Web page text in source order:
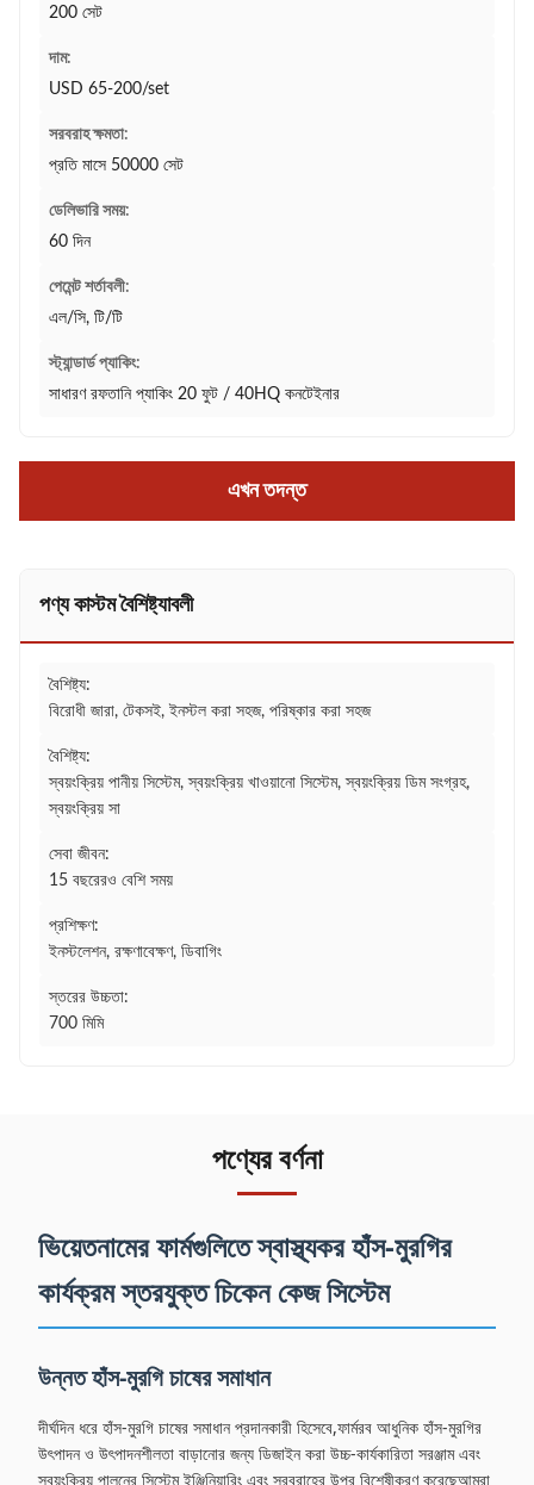
200 সেট
দাম:
USD 65-200/set
সরবরাহ ক্ষমতা:
প্রতি মাসে 50000 সেট
ডেলিভারি সময়:
60 দিন
পেমেন্ট শর্তাবলী:
এল/সি, টি/টি
স্ট্যান্ডার্ড প্যাকিং:
সাধারণ রফতানি প্যাকিং 20 ফুট / 40HQ কনটেইনার
এখন তদন্ত
পণ্য কাস্টম বৈশিষ্ট্যাবলী
বৈশিষ্ট্য:
বিরোধী জারা, টেকসই, ইনস্টল করা সহজ, পরিষ্কার করা সহজ
বৈশিষ্ট্য:
স্বয়ংক্রিয় পানীয় সিস্টেম, স্বয়ংক্রিয় খাওয়ানো সিস্টেম, স্বয়ংক্রিয় ডিম সংগ্রহ,
স্বয়ংক্রিয় সা
সেবা জীবন:
15 বছরেরও বেশি সময়
প্রশিক্ষণ:
ইনস্টলেশন, রক্ষণাবেক্ষণ, ডিবাগিং
স্তরের উচ্চতা:
700 মিমি
পণ্যের বর্ণনা
ভিয়েতনামের ফার্মগুলিতে স্বাস্থ্যকর হাঁস-মুরগির
কার্যক্রম স্তরযুক্ত চিকেন কেজ সিস্টেম
উন্নত হাঁস-মুরগি চাষের সমাধান
দীর্ঘদিন ধরে হাঁস-মুরগি চাষের সমাধান প্রদানকারী হিসেবে,ফার্মরব আধুনিক হাঁস-মুরগির
উৎপাদন ও উৎপাদনশীলতা বাড়ানোর জন্য ডিজাইন করা উচ্চ-কার্যকারিতা সরঞ্জাম এবং
স্বয়ংক্রিয় পালনের সিস্টেম ইঞ্জিনিয়ারিং এবং সরবরাহের উপর বিশেষীকরণ করেছেআমরা